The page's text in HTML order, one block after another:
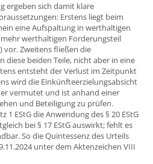
ergeben sich damit klare
Erstens liegt beim
eine Aufspaltung in werthaltigen
werthaltigen Forderungsteil
vor. Zweitens fließen die
diese beiden Teile, nicht aber in eine
entsteht der Verlust im Zeitpunkt
wird die Einkünfteerzielungsabsicht
vermutet und ist anhand einer
und Beteiligung zu prüfen.
1 EStG die Anwendung des § 20 EStG
bei § 17 EStG auswirkt; fehlt es
So die Quintessenz des Urteils
unter dem Aktenzeichen VIII